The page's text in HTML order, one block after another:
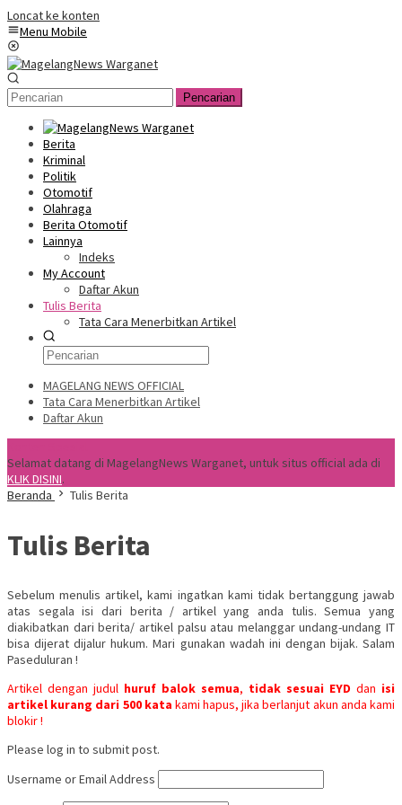
Loncat ke konten
Menu Mobile
Pencarian
Berita
Kriminal
Politik
Otomotif
Olahraga
Berita Otomotif
Lainnya
Indeks
My Account
Daftar Akun
Tulis Berita
Tata Cara Menerbitkan Artikel
MAGELANG NEWS OFFICIAL
Tata Cara Menerbitkan Artikel
Daftar Akun
Selamat datang di MagelangNews Warganet, untuk situs official ada di
KLIK DISINI.
Beranda
Tulis Berita
Tulis Berita
Sebelum menulis artikel, kami ingatkan kami tidak bertanggung jawab
atas segala isi dari berita / artikel yang anda tulis. Semua yang
diakibatkan dari berita/ artikel palsu atau melanggar undang-undang IT
bisa dijerat dijalur hukum. Mari gunakan wadah ini dengan bijak. Salam
Paseduluran !
Artikel dengan judul huruf balok semua, tidak sesuai EYD dan isi
artikel kurang dari 500 kata kami hapus, jika berlanjut akun anda kami
blokir !
Please log in to submit post.
Username or Email Address